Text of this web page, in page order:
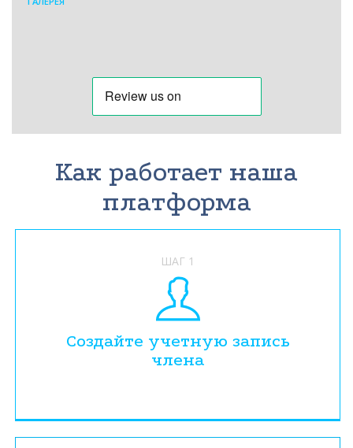
Как работает наша
платформа
ШАГ 1
Создайте учетную запись
члена